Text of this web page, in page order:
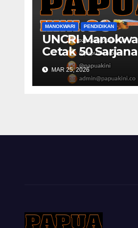
MANOKWARI PENDIDIKAN
UNCRI
Cetak 50 Sarjana
Hukum Baru
MAR 25, 2026